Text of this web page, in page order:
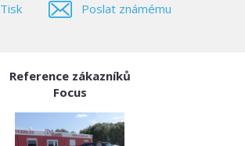
Tisk Poslat známému
Reference zákazníků
Focus